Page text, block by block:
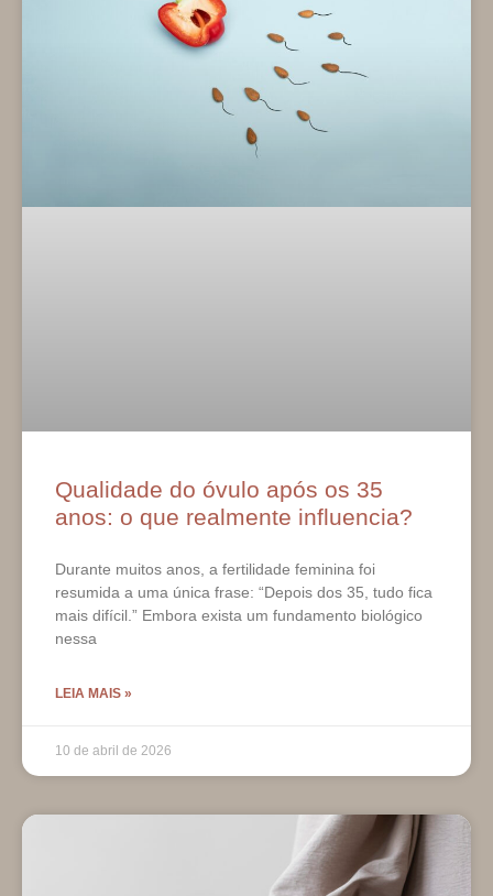
Qualidade do óvulo após os 35
anos: o que realmente influencia?
Durante muitos anos, a fertilidade feminina foi
resumida a uma única frase: “Depois dos 35, tudo fica
mais difícil.” Embora exista um fundamento biológico
nessa
LEIA MAIS »
10 de abril de 2026